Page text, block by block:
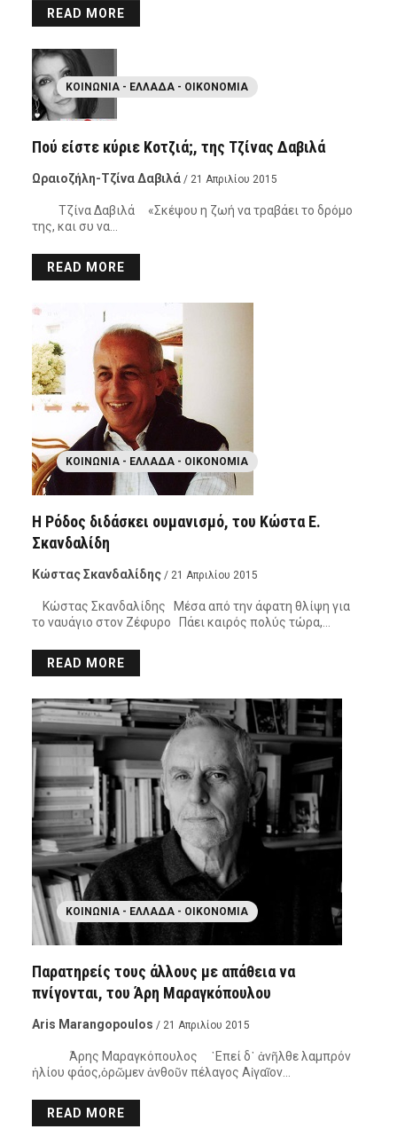
READ MORE
ΚΟΙΝΩΝΊΑ - ΕΛΛΆΔΑ - ΟΙΚΟΝΟΜΊΑ
Πού είστε κύριε Κοτζιά;, της Τζίνας Δαβιλά
Ωραιοζήλη-Τζίνα Δαβιλά / 21 Απριλίου 2015
Τζίνα Δαβιλά «Σκέψου η ζωή να τραβάει το δρόμο
της, και συ να…
READ MORE
ΚΟΙΝΩΝΊΑ - ΕΛΛΆΔΑ - ΟΙΚΟΝΟΜΊΑ
Η Ρόδος διδάσκει ουμανισμό, του Κώστα Ε.
Σκανδαλίδη
Κώστας Σκανδαλίδης / 21 Απριλίου 2015
Κώστας Σκανδαλίδης Μέσα από την άφατη θλίψη για
το ναυάγιο στον Ζέφυρο Πάει καιρός πολύς τώρα,…
READ MORE
ΚΟΙΝΩΝΊΑ - ΕΛΛΆΔΑ - ΟΙΚΟΝΟΜΊΑ
Παρατηρείς τους άλλους με απάθεια να
πνίγονται, του Άρη Μαραγκόπουλου
Aris Marangopoulos / 21 Απριλίου 2015
Άρης Μαραγκόπουλος ᾽Επεί δ᾽ ἀνῆλθε λαμπρόν
ἡλίου φάος,ὁρῶμεν ἀνθοῦν πέλαγος Αἰγαῖον…
READ MORE